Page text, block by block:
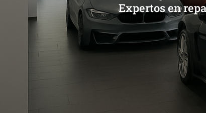
Expertos en